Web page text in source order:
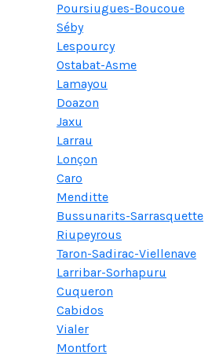
Poursiugues-Boucoue
Séby
Lespourcy
Ostabat-Asme
Lamayou
Doazon
Jaxu
Larrau
Lonçon
Caro
Menditte
Bussunarits-Sarrasquette
Riupeyrous
Taron-Sadirac-Viellenave
Larribar-Sorhapuru
Cuqueron
Cabidos
Vialer
Montfort